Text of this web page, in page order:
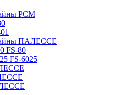
РСМ
ПАЛЕССЕ
FS-80
FS-6025